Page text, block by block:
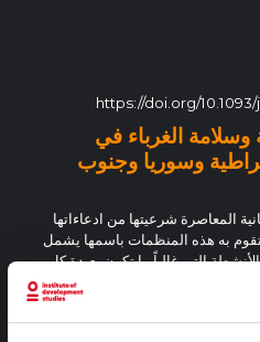
https://doi.org/
وسلامة الغرباء في
وسوريا وجنوب
المعاصرة شرعيتها من ادعاءاتها
تقوم به هذه المنظمات باسمها يشمل
التي غالباً ما تكون بعيدة كل
والسكان المتضررون...